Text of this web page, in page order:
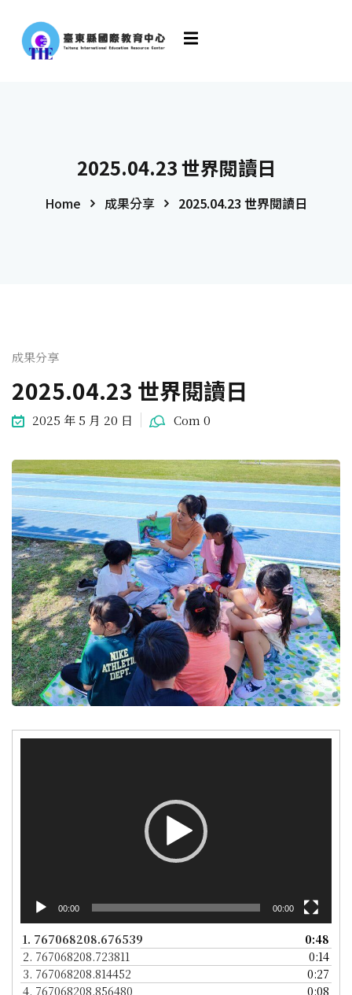
2025.04.23 世界閱讀日
Home 成果分享 2025.04.23 世界閱讀日
成果分享
2025.04.23 世界閱讀日
2025 年 5 月 20 日 Com 0
00:00 00:00
1. 767068208.676539
0:48
2. 767068208.723811
0:14
3. 767068208.814452
0:27
4. 767068208.856480
0:08